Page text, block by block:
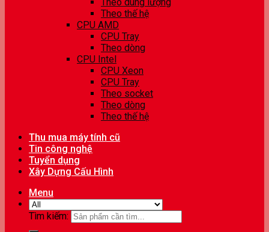
Theo thế hệ
CPU AMD
CPU Tray
Theo dòng
CPU Intel
CPU Xeon
CPU Tray
Theo socket
Theo dòng
Theo thế hệ
Thu mua máy tính cũ
Tin công nghệ
Tuyển dụng
Xây Dựng Cấu Hình
Menu
Tìm kiếm: